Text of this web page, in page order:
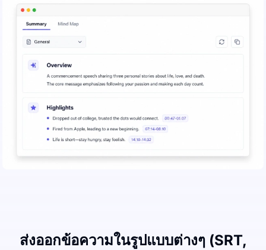
ส่งออกข้อความในรูปแบบต่างๆ (SRT,